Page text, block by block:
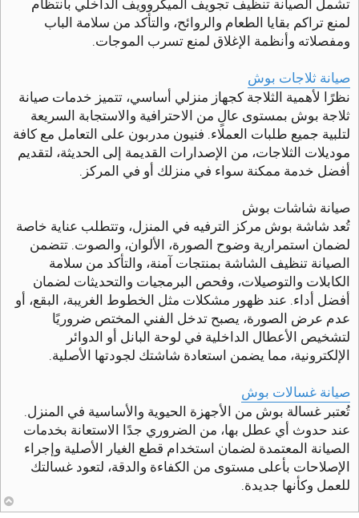
تشمل الصيانة تنظيف تجويف الميكروويف الداخلي بانتظام
لمنع تراكم بقايا الطعام والروائح، والتأكد من سلامة الباب
ومفصلاته وأنظمة الإغلاق لمنع تسرب الموجات.
صيانة ثلاجات بوش
نظرًا لأهمية الثلاجة كجهاز منزلي أساسي، تتميز خدمات صيانة
ثلاجة بوش بمستوى عالٍ من الاحترافية والاستجابة السريعة
لتلبية جميع طلبات العملاء. فنيون مدربون على التعامل مع كافة
موديلات الثلاجات، من الإصدارات القديمة إلى الحديثة، لتقديم
أفضل خدمة ممكنة سواء في منزلك أو في المركز.
صيانة شاشات بوش
تُعد شاشة بوش مركز الترفيه في المنزل، وتتطلب عناية خاصة
لضمان استمرارية وضوح الصورة، الألوان، والصوت. تتضمن
الصيانة تنظيف الشاشة بمنتجات آمنة، والتأكد من سلامة
الكابلات والتوصيلات، وفحص البرمجيات والتحديثات لضمان
أفضل أداء. عند ظهور مشكلات مثل الخطوط الغريبة، البقع، أو
عدم عرض الصورة، يصبح تدخل الفني المختص ضروريًا
لتشخيص الأعطال الداخلية في لوحة البانل أو الدوائر
الإلكترونية، مما يضمن استعادة شاشتك لجودتها الأصلية.
صيانة غسالات بوش
تُعتبر غسالة بوش من الأجهزة الحيوية والأساسية في المنزل.
عند حدوث أي عطل بها، من الضروري جدًا الاستعانة بخدمات
الصيانة المعتمدة لضمان استخدام قطع الغيار الأصلية وإجراء
الإصلاحات بأعلى مستوى من الكفاءة والدقة، لتعود غسالتك
للعمل وكأنها جديدة.